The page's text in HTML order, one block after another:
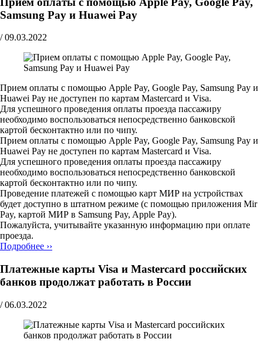
Samsung Pay и Huawei Pay
/ 09.03.2022
Прием оплаты с помощью Apple Pay, Google Pay, Samsung Pay и
Huawei Pay не доступен по картам Mastercard и Visa.
Для успешного проведения оплаты проезда пассажиру
необходимо воспользоваться непосредственно банковской
картой бесконтактно или по чипу.
Прием оплаты с помощью Apple Pay, Google Pay, Samsung Pay и
Huawei Pay не доступен по картам Mastercard и Visa.
Для успешного проведения оплаты проезда пассажиру
необходимо воспользоваться непосредственно банковской
картой бесконтактно или по чипу.
Проведение платежей с помощью карт МИР на устройствах
будет доступно в штатном режиме (с помощью приложения Mir
Pay, картой МИР в Samsung Pay, Apple Pay).
Пожалуйста, учитывайте указанную информацию при оплате
проезда.
Подробнее ››
Платежные карты Visa и Mastercard российских
банков продолжат работать в России
/ 06.03.2022